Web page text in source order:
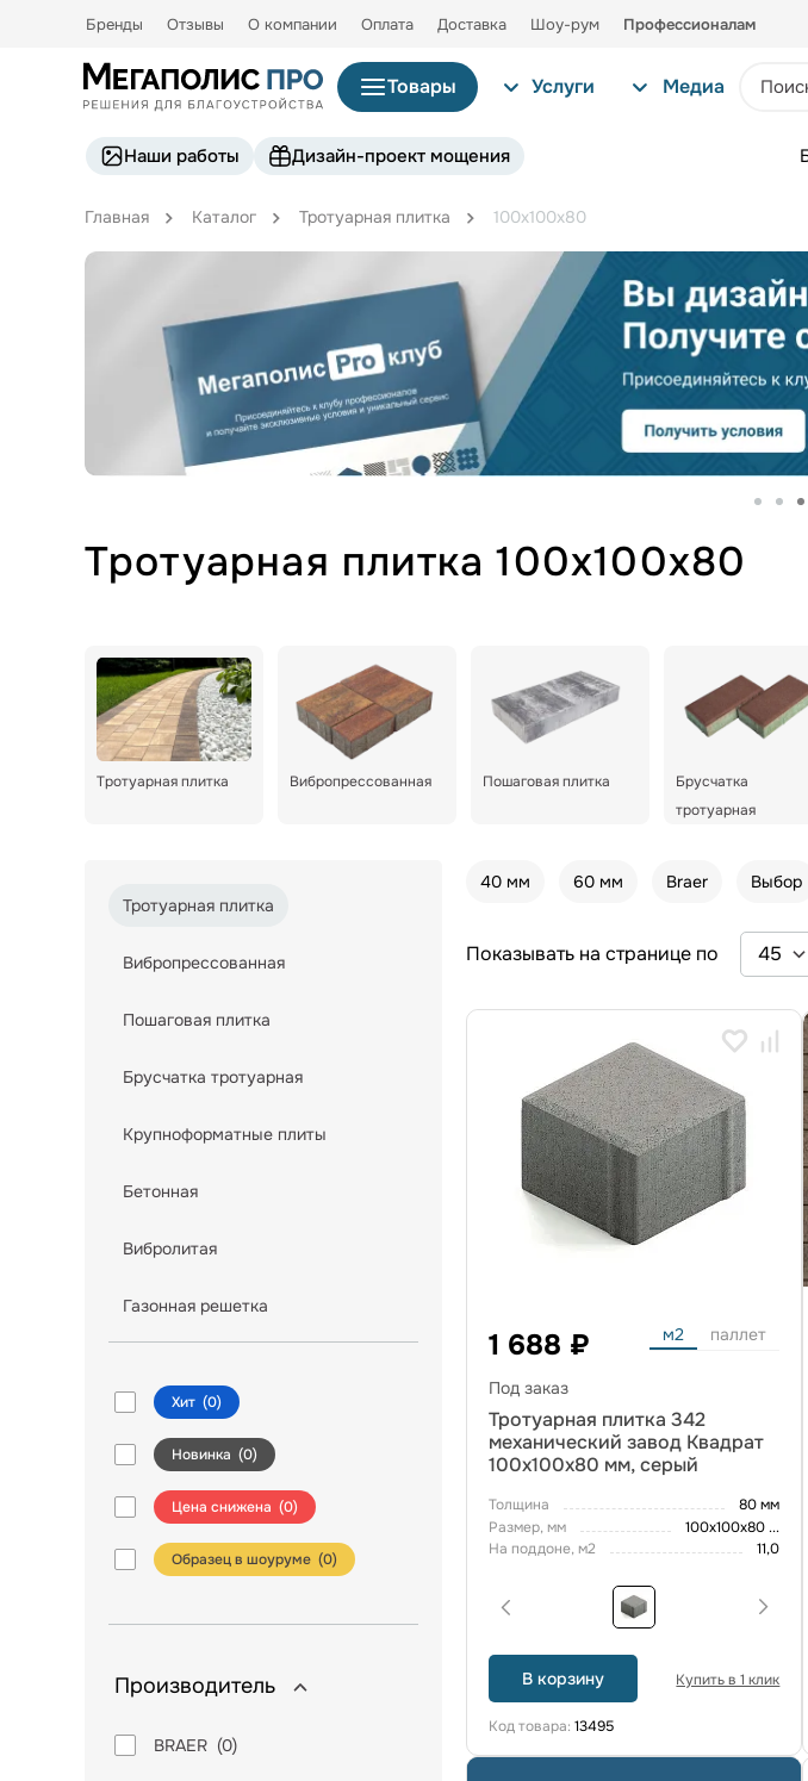
Бренды Отзывы О компании Оплата Доставка Шоу-рум Профессионалам
Товары Услуги Медиа
Наши работы Дизайн-проект мощения
Главная Каталог Тротуарная плитка 100х100х80
Тротуарная плитка 100х100х80
Тротуарная плитка Вибропрессованная Пошаговая плитка
Брусчатка
тротуарная
Тротуарная плитка
Вибропрессованная
Пошаговая плитка
Брусчатка тротуарная
Крупноформатные плиты
Бетонная
Вибролитая
Газонная решетка
Хит(0)
Новинка (0)
Цена снижена (0)
Образец в шоуруме (0)
Производитель
BRAER(0)
40 мм 60 мм Braer Выбор
Показывать на странице по
1 688 ₽ м2 паллет
Под заказ
Тротуарная плитка 342
механический завод Квадрат
100х100х80 мм, серый
Толщина
80 мм
Размер, мм
100х100х80...
На поддоне, м2
11,0
В корзину Купить в 1 клик
Код товара:13495